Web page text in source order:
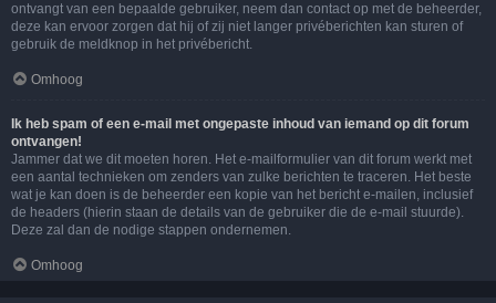
ontvangt van een bepaalde gebruiker, neem dan contact op met de beheerder,
deze kan ervoor zorgen dat hij of zij niet langer privéberichten kan sturen of
gebruik de meldknop in het privébericht.
Omhoog
Ik heb spam of een e-mail met ongepaste inhoud van iemand op dit forum
ontvangen!
Jammer dat we dit moeten horen. Het e-mailformulier van dit forum werkt met
een aantal technieken om zenders van zulke berichten te traceren. Het beste
wat je kan doen is de beheerder een kopie van het bericht e-mailen, inclusief
de headers (hierin staan de details van de gebruiker die de e-mail stuurde).
Deze zal dan de nodige stappen ondernemen.
Omhoog